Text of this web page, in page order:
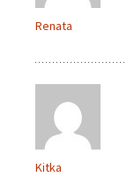
Renata
Kitka